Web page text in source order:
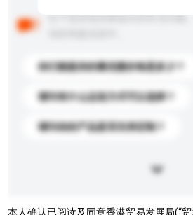
以下是其他买家提出的常见问题
你们能提供的最优惠价格是多少？
请问有什么运送方式可以选择？
请问你的产品是否支持定制？
本人确认已阅读及同意香港贸易发展局(“